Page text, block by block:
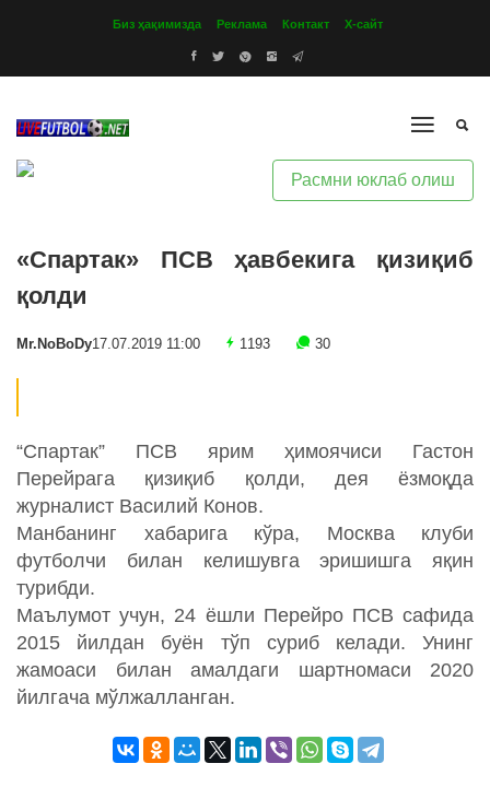
Биз ҳақимизда Реклама Контакт Х-сайт
Расмни юклаб олиш
«Спартак» ПСВ ҳавбекига қизиқиб
қолди
Mr.NoBoDy17.07.2019 11:00 1193 30
“Спартак” ПСВ ярим ҳимоячиси Гастон
Перейрага қизиқиб қолди, дея ёзмоқда
журналист Василий Конов.
Манбанинг хабарига кўра, Москва клуби
футболчи билан келишувга эришишга яқин
турибди.
Маълумот учун, 24 ёшли Перейро ПСВ сафида
2015 йилдан буён тўп суриб келади. Унинг
жамоаси билан амалдаги шартномаси 2020
йилгача мўлжалланган.